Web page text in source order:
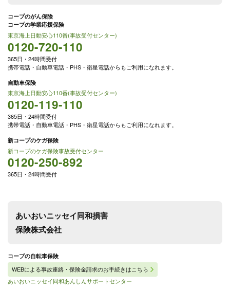
コープのがん保険
コープの学業応援保険
東京海上日動安心110番(事故受付センター)
0120-720-110
365日・24時間受付
携帯電話・自動車電話・PHS・衛星電話からもご利用になれます。
自動車保険
東京海上日動安心110番(事故受付センター)
0120-119-110
365日・24時間受付
携帯電話・自動車電話・PHS・衛星電話からもご利用になれます。
新コープのケガ保険
新コープのケガ保険事故受付センター
0120-250-892
365日・24時間受付
あいおいニッセイ同和損害
保険株式会社
コープの自転車保険
WEBによる事故連絡・保険金請求のお手続きはこちら
あいおいニッセイ同和あんしんサポートセンター